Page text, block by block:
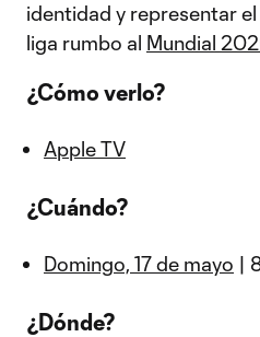
identidad y representar
liga rumbo al Mundial
¿Cómo verlo?
Apple TV
¿Cuándo?
Domingo, 17 de mayo |
¿Dónde?